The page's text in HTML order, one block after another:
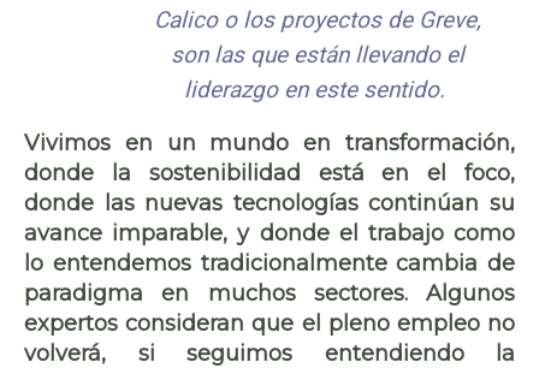
Calicoo los proyectos de Greve,
son las que están llevando el
liderazgo en este sentido.
Vivimos en un mundo en transformación,
donde la sostenibilidad está en el foco,
donde las nuevas tecnologíascontinúan su
avance imparable, y donde el trabajo como
lo entendemos tradicionalmente cambia de
paradigma en muchos sectores. Algunos
expertos consideran que el pleno empleo no
volverá, si seguimos entendiendo la